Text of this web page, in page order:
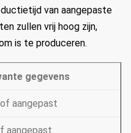
van aangepaste
zullen vrij hoog zijn,
is te produceren.
gegevens
aangepast
aangepast